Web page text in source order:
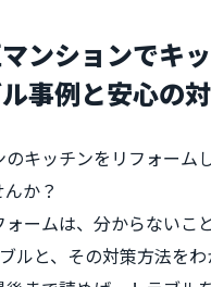
ンションでキ
事例と安心の
のキッチンをリフォー
か？
ームは、分からないこ
ルと、その対策方法をわ